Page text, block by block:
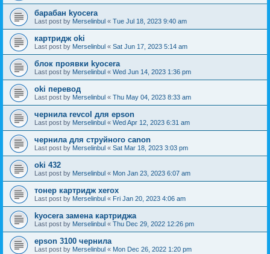
барабан kyocera
Last post by Merselinbul « Tue Jul 18, 2023 9:40 am
картридж oki
Last post by Merselinbul « Sat Jun 17, 2023 5:14 am
блок проявки kyocera
Last post by Merselinbul « Wed Jun 14, 2023 1:36 pm
oki перевод
Last post by Merselinbul « Thu May 04, 2023 8:33 am
чернила revcol для epson
Last post by Merselinbul « Wed Apr 12, 2023 6:31 am
чернила для струйного canon
Last post by Merselinbul « Sat Mar 18, 2023 3:03 pm
oki 432
Last post by Merselinbul « Mon Jan 23, 2023 6:07 am
тонер картридж xerox
Last post by Merselinbul « Fri Jan 20, 2023 4:06 am
kyocera замена картриджа
Last post by Merselinbul « Thu Dec 29, 2022 12:26 pm
epson 3100 чернила
Last post by Merselinbul « Mon Dec 26, 2022 1:20 pm